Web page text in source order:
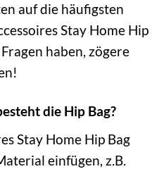
auf die häufigsten
Stay Home Hip
haben, zögere
die Hip Bag?
Stay Home Hip Bag
einfügen, z.B.